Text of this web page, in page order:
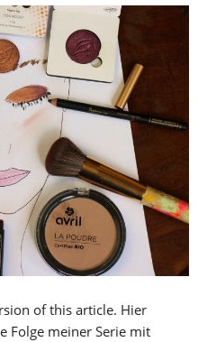
of this article. Hier
Folge meiner Serie mit